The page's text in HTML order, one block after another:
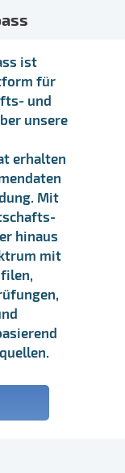
ist
für
und
unsere
erhalten
Mit
hinaus
mit